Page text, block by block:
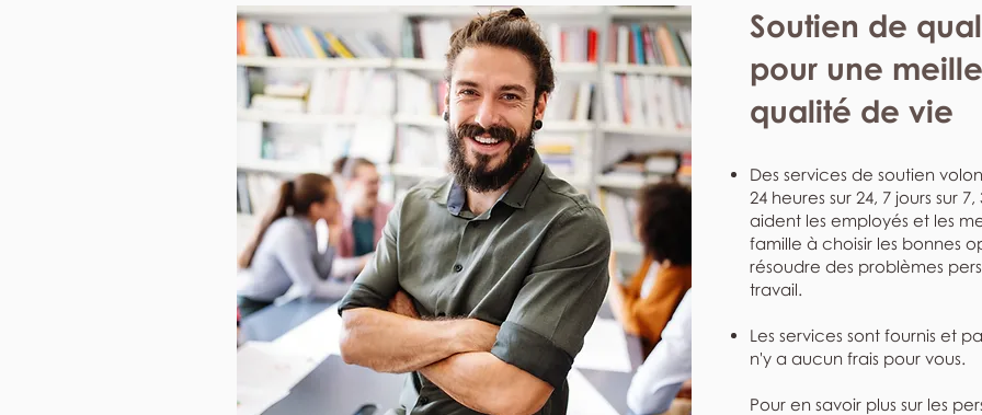
Soutien de
pour une
qualité de vie
Des services de soutien
24 heures sur 24, 7 jours sur
aident les employés et les
famille à choisir les bonnes
résoudre des problèmes
travail.
Les services sont fournis et
n'y a aucun frais pour vous.
Pour en savoir plus sur les